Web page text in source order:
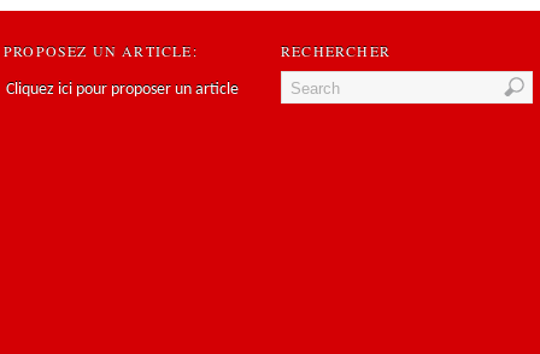
PROPOSEZ UN ARTICLE:
Cliquez ici pour proposer un article
RECHERCHER